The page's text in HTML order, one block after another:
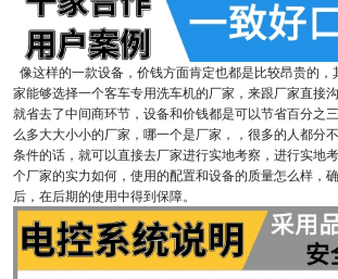
像这样的一款设备，价钱方面肯定也都是比较昂贵的
家能够选择一个客车专用洗车机的厂家，来跟厂家直接
就省去了中间商环节，设备和价钱都是可以节省百分之
么多大大小小的厂家，哪一个是厂家，，很多的人都分
条件的话，就可以直接去厂家进行实地考察，进行实地
个厂家的实力如何，使用的配置和设备的质量怎么样，
后，在后期的使用中得到保障。